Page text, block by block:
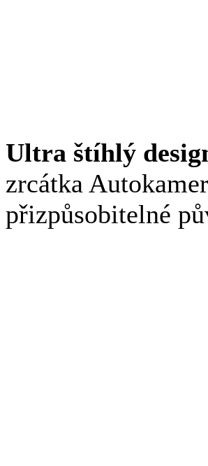
Ultra štíhlý
zrcátka
přizpůsobitelné